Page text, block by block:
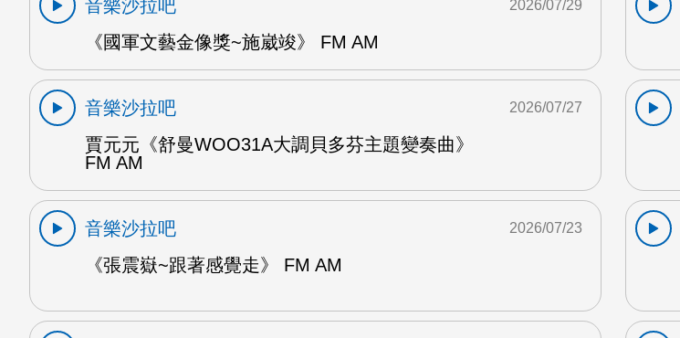
音樂沙拉吧
《國軍文藝金像獎~施崴竣》 FM AM
2026/07/29
音樂沙拉吧
賈元元《舒曼WOO31A大調貝多芬主題變奏曲》
FM AM
2026/07/27
音樂沙拉吧
《張震嶽~跟著感覺走》 FM AM
2026/07/23